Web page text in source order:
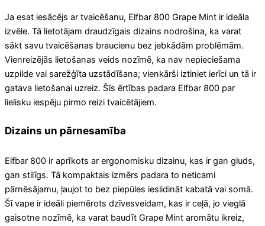
Ja esat iesācējs ar tvaicēšanu, Elfbar 800 Grape Mint ir ideāla
izvēle. Tā lietotājam draudzīgais dizains nodrošina, ka varat
sākt savu tvaicēšanas braucienu bez jebkādām problēmām.
Vienreizējās lietošanas veids nozīmē, ka nav nepieciešama
uzpilde vai sarežģīta uzstādīšana; vienkārši iztiniet ierīci un tā ir
gatava lietošanai uzreiz. Šīs ērtības padara Elfbar 800 par
lielisku iespēju pirmo reizi tvaicētājiem.
Dizains un pārnesamība
Elfbar 800 ir aprīkots ar ergonomisku dizainu, kas ir gan gluds,
gan stilīgs. Tā kompaktais izmērs padara to neticami
pārnēsājamu, ļaujot to bez piepūles ieslidināt kabatā vai somā.
Šī vape ir ideāli piemērots dzīvesveidam, kas ir ceļā, jo vieglā
gaisotne nozīmē, ka varat baudīt Grape Mint aromātu ikreiz,